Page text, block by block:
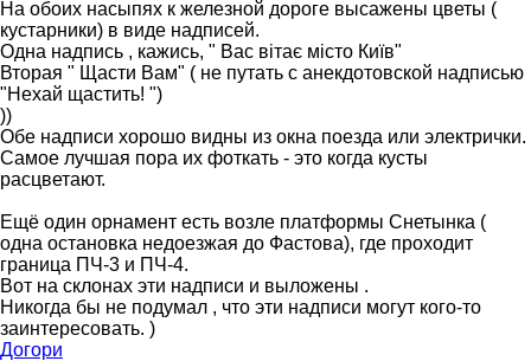
На обоих насыпях к железной дороге высажены цветы (
кустарники) в виде надписей.
Одна надпись , кажись, " Вас вітає місто Київ"
Вторая " Щасти Вам" ( не путать с анекдотовской надписью
"Нехай щастить! ")
))
Обе надписи хорошо видны из окна поезда или электрички.
Самое лучшая пора их фоткать - это когда кусты
расцветают.
Ещё один орнамент есть возле платформы Снетынка (
одна остановка недоезжая до Фастова), где проходит
граница ПЧ-3 и ПЧ-4.
Вот на склонах эти надписи и выложены .
Никогда бы не подумал , что эти надписи могут кого-то
заинтересовать. )
Догори